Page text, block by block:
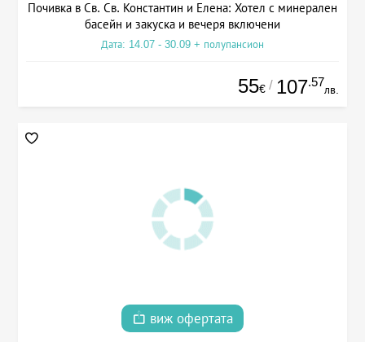
Почивка в Св. Св. Константин и Елена: Хотел с минерален
басейн и закуска и вечеря включени
Дата: 14.07 - 30.09 + полупансион
55€ / 107.57
лв.
виж офертата